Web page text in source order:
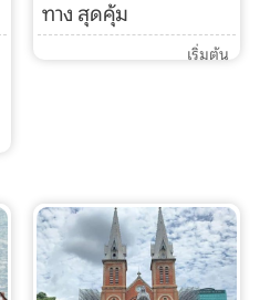
ทาง สุดคุ้ม
เริ่มต้น